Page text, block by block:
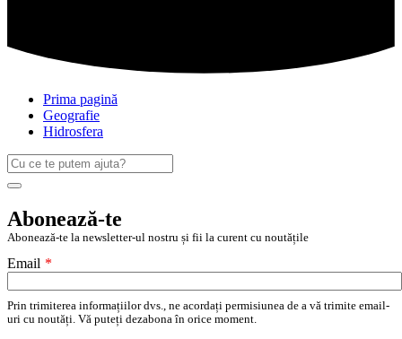
Prima pagină
Geografie
Hidrosfera
Caută
după:
Search
Abonează-te
Abonează-te la newsletter-ul nostru și fii la curent cu noutățile
Email *
Prin trimiterea informațiilor dvs., ne acordați permisiunea de a vă trimite email-
uri cu noutăți. Vă puteți dezabona în orice moment.